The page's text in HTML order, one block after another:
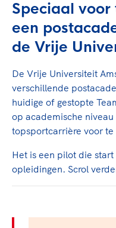
Sportonderzoek
Sportakkoord II
Game Changer
TeamNL kids
Olympische
Nieuwspagina
Columns
Veilige en integere
Diversiteit en inclusie
Gezonde
Bekwaam sportkader
Vitale clubs en
Sportmatch
Clubacties
Handboek Wet- en
TeamNL Academie
Kennisaanbod
Olympische Spelen
Paralympische
Topsportbeleid
Maatschappelijke
Speciaal
een
de Vrije
De Vrije Universiteit
verschillende
huidige of gestopte
op academische
topsportcarrière voor
Het is een pilot die
opleidingen. Scrol